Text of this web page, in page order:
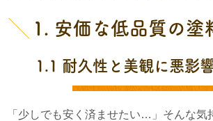
1. 安価な低品質の塗
1.1 耐久性と美観に悪影
「少しでも安く済ませたい…」そんな気